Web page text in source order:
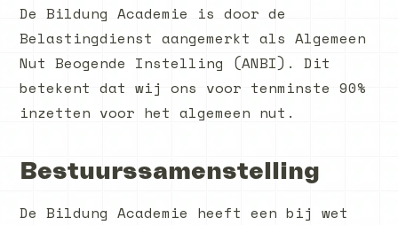
De Bildung Academie is door de
Belastingdienst aangemerkt als Algemeen
Nut Beogende Instelling (ANBI). Dit
betekent dat wij ons voor tenminste 90%
inzetten voor het algemeen nut.
Bestuurssamenstelling
De Bildung Academie heeft een bij wet